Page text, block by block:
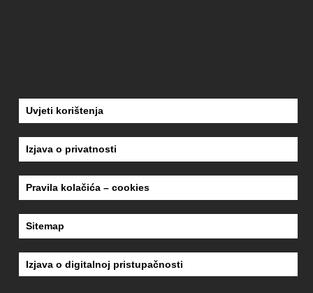
Uvjeti korištenja
Izjava o privatnosti
Pravila kolačića – cookies
Sitemap
Izjava o digitalnoj pristupačnosti